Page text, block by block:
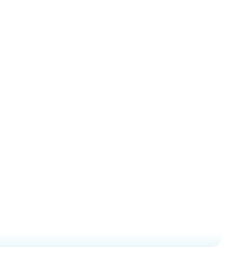
んだろうなと凄く思
お勧め。自分はこの流
Covid hit. Shit.